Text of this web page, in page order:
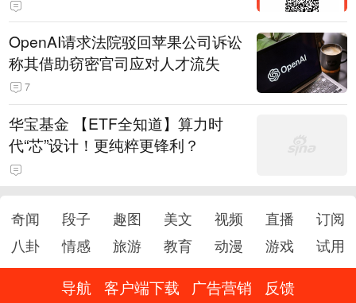
OpenAI请求法院驳回苹果公司诉讼
称其借助窃密官司应对人才流失
7
华宝基金 【ETF全知道】算力时
代“芯”设计！更纯粹更锋利？
奇闻 段子 趣图 美文 视频 直播
订阅
八卦
情感 旅游 教育 动漫 游戏 试用
导航 客户端下载 广告营销 反馈